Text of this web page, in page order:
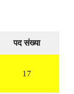
पद संख्या
17